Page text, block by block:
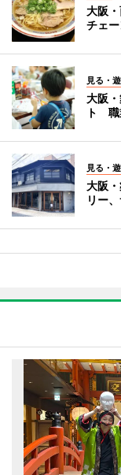
大阪
チェ
見る・
大阪
ト 職
見る・
大阪
リー